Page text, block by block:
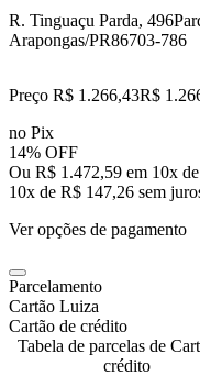
R. Tinguaçu Parda, 496
Arapongas/PR86703-786
Preço R$ 1.266,43R$
no Pix
14% OFF
Ou R$ 1.472,59 em 10x
10x de R$ 147,26 sem
Ver opções de pagamento
Parcelamento
Cartão Luiza
Cartão de crédito
Tabela de parcelas de
crédito